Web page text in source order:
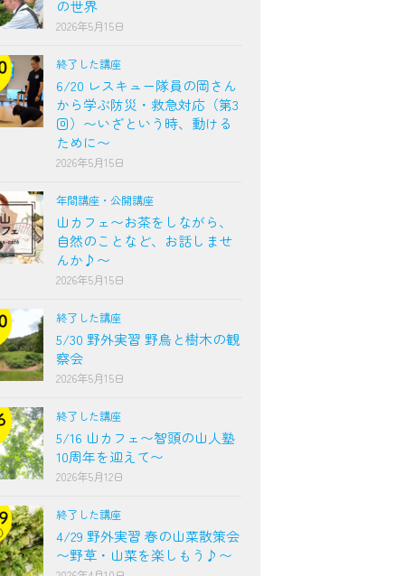
の世界
2026年5月15日
終了した講座
6/20 レスキュー隊員の岡さん
から学ぶ防災・救急対応（第3
回）〜いざという時、動ける
ために〜
2026年5月15日
年間講座・公開講座
山カフェ〜お茶をしながら、
自然のことなど、お話しませ
んか♪〜
2026年5月15日
終了した講座
5/30 野外実習 野鳥と樹木の観
察会
2026年5月15日
終了した講座
5/16 山カフェ〜智頭の山人塾
10周年を迎えて〜
2026年5月12日
終了した講座
4/29 野外実習 春の山菜散策会
〜野草・山菜を楽しもう♪〜